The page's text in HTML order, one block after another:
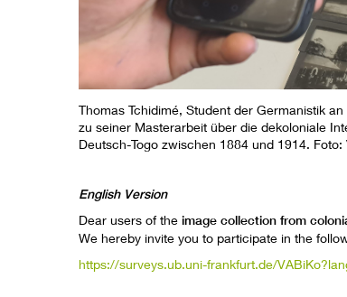
Thomas Tchidimé, Student der Germanistik
zu seiner Masterarbeit über die dekoloniale
Deutsch-Togo zwischen 1884 und 1914.
English Version
Dear users of theimage collection from
We hereby invite you to participate in the
https://surveys.ub.uni-frankfurt.de/